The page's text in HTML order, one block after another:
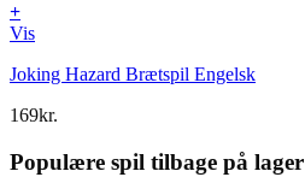
+
Vis
Joking Hazard Brætspil Engelsk
169kr.
Populære spil tilbage på lager